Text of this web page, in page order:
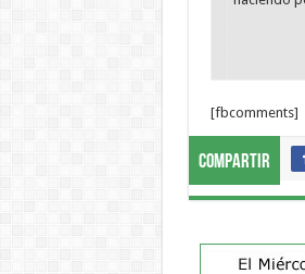
[fbcomments]
Compartir